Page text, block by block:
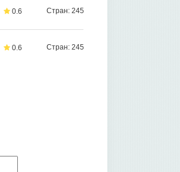
0.6 Стран: 245
0.6 Стран: 245